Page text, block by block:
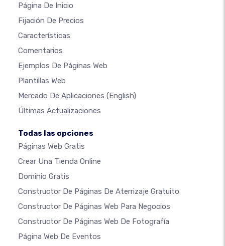
Página De Inicio
Fijación De Precios
Características
Comentarios
Ejemplos De Páginas Web
Plantillas Web
Mercado De Aplicaciones (English)
Últimas Actualizaciones
Todas las opciones
Páginas Web Gratis
Crear Una Tienda Online
Dominio Gratis
Constructor De Páginas De Aterrizaje Gratuito
Constructor De Páginas Web Para Negocios
Constructor De Páginas Web De Fotografía
Página Web De Eventos